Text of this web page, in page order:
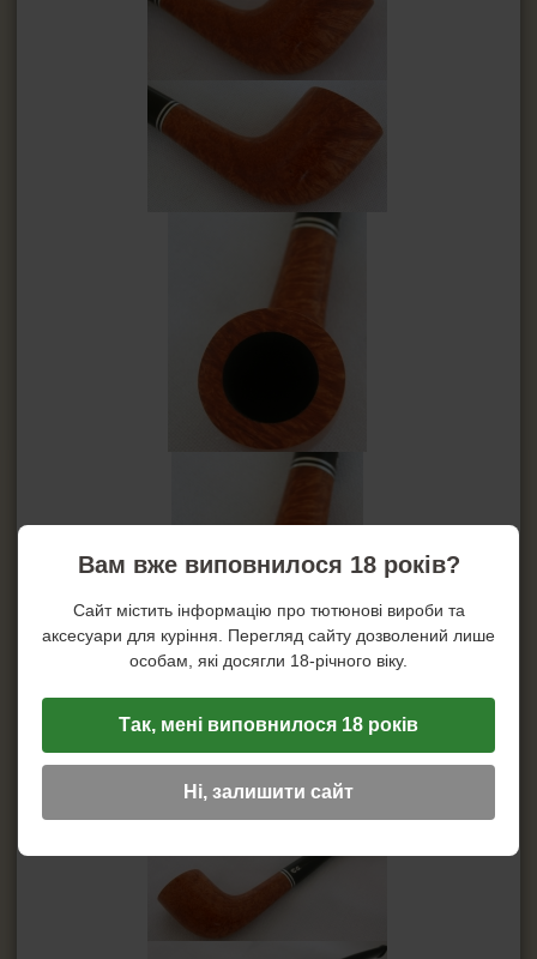
Засоби для догляду за трубкою
СИГАРИ, СИГАРИЛИ ТА ВСЕ ДЛЯ НИХ
ВСЕ ДЛЯ СИГАРЕТ І САМОКРУТОК
ПОПІЛЬНИЦІ
HEADSHOP (ХЕДШОП)
КАЛЬЯНИ І ВСЕ ДЛЯ НИХ
Вам вже виповнилося 18 років?
Сайт містить інформацію про тютюнові вироби та
аксесуари для куріння. Перегляд сайту дозволений лише
особам, які досягли 18-річного віку.
Так, мені виповнилося 18 років
Ні, залишити сайт